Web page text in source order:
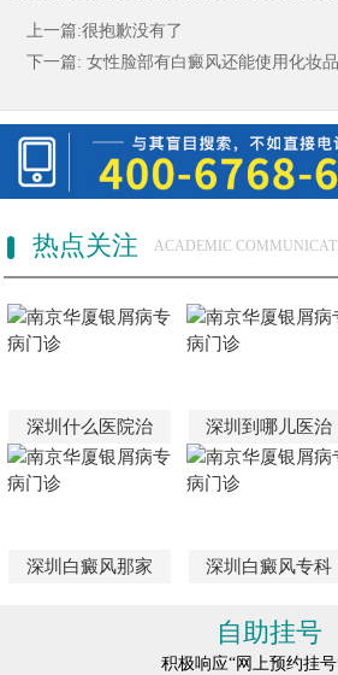
上一篇:很抱歉没有了
下一篇: 女性脸部有白癜风还能使用化妆品
热点关注 ACADEMIC
深圳什么医院治 深圳到哪儿医治
深圳白癜风那家 深圳白癜风专科
自助挂号
积极响应“网上预约挂